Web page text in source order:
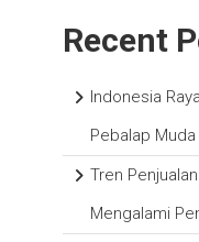
Recent
Indonesia
Pebalap
Tren
Mengalami